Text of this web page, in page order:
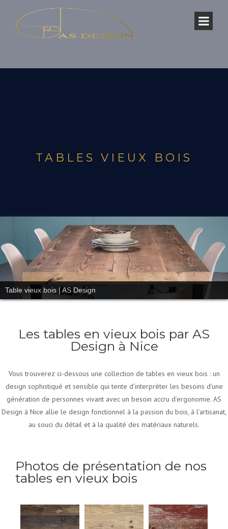
TABLES VIEUX BOIS
Table vieux bois | AS Design
Les tables en vieux bois par AS
Design à Nice
Vous trouverez ci-dessous une collection de tables en vieux bois : un
design sophistiqué et sensible qui tente d’interpréter les besoins d’une
génération de personnes vivant avec un besoin accru d’ergonomie. AS
Design à Nice allie le design fonctionnel à la passion du bois, à l’artisanat,
au souci du détail et à la qualité des matériaux naturels.
Photos de présentation de nos
tables en vieux bois